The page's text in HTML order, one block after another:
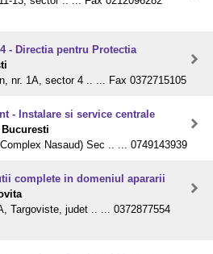
- Directia pentru Protectia
nr. 1A, sector 4 .. ... Fax 0372715105
- Instalare si service centrale
Bucuresti
Nasaud) Sec .. ... 0749143939
complete in domeniul apararii
Targoviste, judet .. ... 0372877554